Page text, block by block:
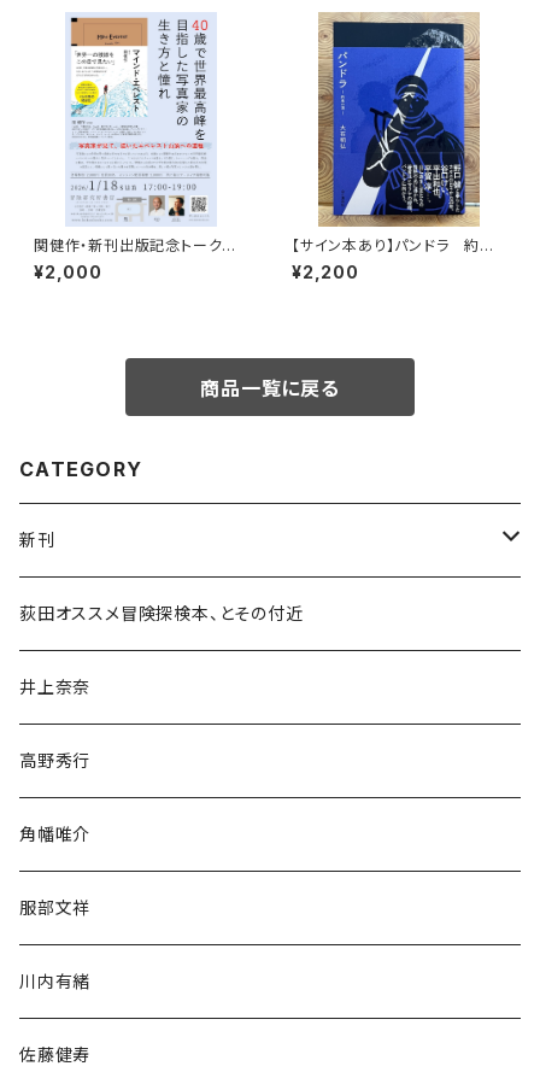
関健作・新刊出版記念トークイ
ベント録画視聴権
¥2,000
【サイン本あり】パンドラ 約束
の頂
¥2,200
商品一覧に戻る
CATEGORY
新刊
和書
文学・小説・物語
随筆・ノンフィクション・その他
荻田オススメ冒険探検本、とその付近
井上奈奈
高野秀行
角幡唯介
服部文祥
川内有緒
佐藤健寿